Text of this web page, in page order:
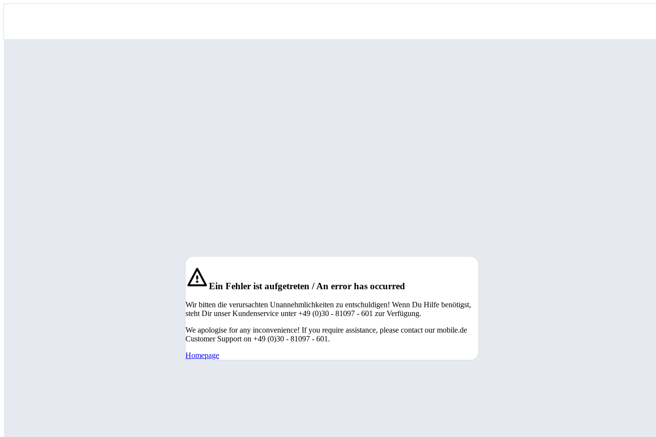
Ein Fehler ist aufgetreten / An error has occurred
Wir bitten die verursachten Unannehmlichkeiten zu entschuldigen! Wenn Du Hilfe benötigst,
steht Dir unser Kundenservice unter +49 (0)30 - 81097 - 601 zur Verfügung.
We apologise for any inconvenience! If you require assistance, please contact our mobile.de
Customer Support on +49 (0)30 - 81097 - 601.
Homepage